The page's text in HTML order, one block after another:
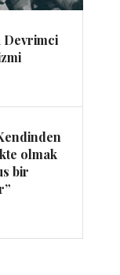
Devrimci
olmak
bir